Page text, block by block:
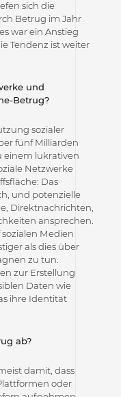
sich die
Betrug im Jahr
war ein Anstieg
Tendenz ist weiter
und
Betrug?
sozialer
fünf Milliarden
einem lukrativen
Netzwerke
Das
und potenzielle
Direktnachrichten,
ansprechen.
Medien
als dies über
zu tun.
zur Erstellung
Daten wie
ihre Identität
ab?
damit, dass
oder